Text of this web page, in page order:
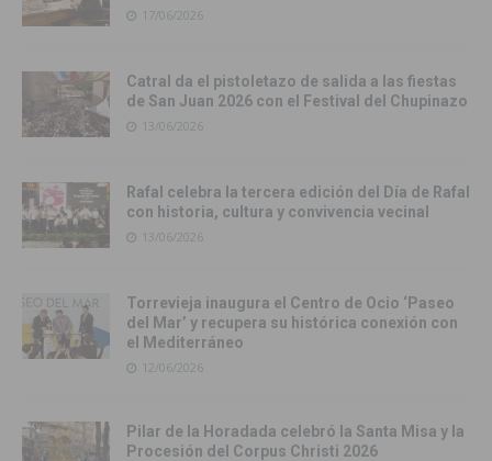
17/06/2026
Catral da el pistoletazo de salida a las fiestas
de San Juan 2026 con el Festival del Chupinazo
13/06/2026
Rafal celebra la tercera edición del Día de Rafal
con historia, cultura y convivencia vecinal
13/06/2026
Torrevieja inaugura el Centro de Ocio ‘Paseo
del Mar’ y recupera su histórica conexión con
el Mediterráneo
12/06/2026
Pilar de la Horadada celebró la Santa Misa y la
Procesión del Corpus Christi 2026